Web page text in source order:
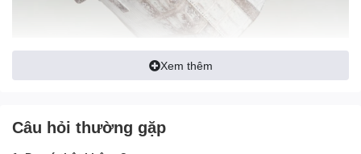
Xem thêm
Câu hỏi thường gặp